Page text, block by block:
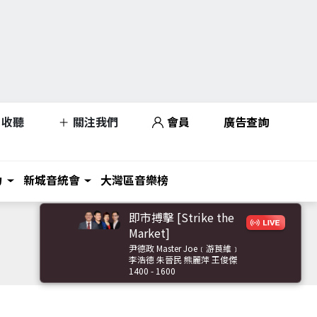
收聽 關注我們 會員 廣告查詢
新城音統會 大灣區音樂榜
即市搏擊 [Strike the
Market]
尹德政 Master Joe﹝游莨維﹞
李浩德 朱晉民 熊麗萍 王俊傑
1400 - 1600